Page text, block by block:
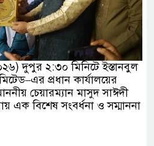
ফরিদগঞ্জে অহিংস
দুপুর ২:৩০ মিনিটে ইস্তানবুল
প্রধান কার্যালয়ের
চেয়ারম্যান মাসুদ সাঈদী
এক বিশেষ সংবর্ধনা ও সম্মাননা